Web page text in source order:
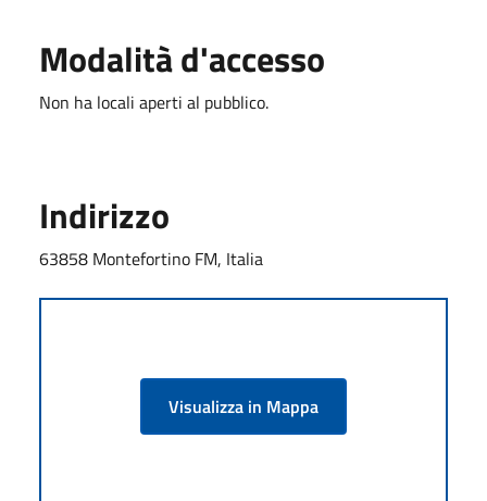
Modalità d'accesso
Non ha locali aperti al pubblico.
Indirizzo
63858 Montefortino FM, Italia
Visualizza in Mappa